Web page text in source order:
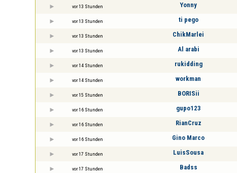
vor 13 Stunden Yonny
vor 13 Stunden ti pego
vor 13 Stunden ChikMarlei
vor 13 Stunden Al arabi
vor 14 Stunden rukidding
vor 14 Stunden workman
vor 15 Stunden BORISii
vor 16 Stunden gupo123
vor 16 Stunden RianCruz
vor 16 Stunden Gino Marco
vor 17 Stunden LuisSousa
vor 17 Stunden Badss